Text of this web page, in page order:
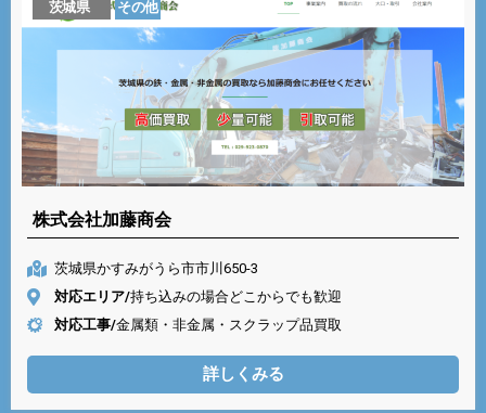
茨城県 その他
株式会社加藤商会
茨城県かすみがうら市市川650-3
対応エリア/持ち込みの場合どこからでも歓迎
対応工事/金属類・非金属・スクラップ品買取
詳しくみる